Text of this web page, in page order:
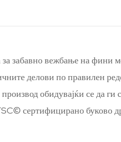
забавно вежбање на фини
делови по правилен
производ обидувајќи се да
сертифицирано буково